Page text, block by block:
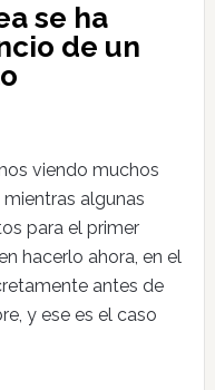
se ha
de un
viendo muchos
algunas
para el primer
hacerlo ahora, en el
antes de
y ese es el caso